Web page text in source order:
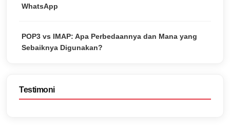
WhatsApp
POP3 vs IMAP: Apa Perbedaannya dan Mana yang
Sebaiknya Digunakan?
Testimoni